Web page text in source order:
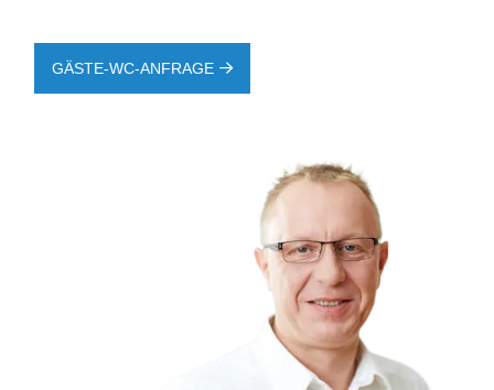
GÄSTE-WC-ANFRAGE